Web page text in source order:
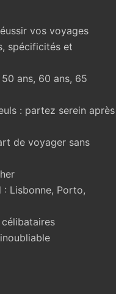
vos voyages
spécificités et
ans, 60 ans, 65
: partez serein après
de voyager sans
Lisbonne, Porto,